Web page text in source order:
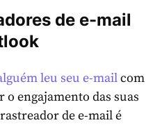
de e-mail
leu seu e-mailcom
engajamento das suas
de e-mail é